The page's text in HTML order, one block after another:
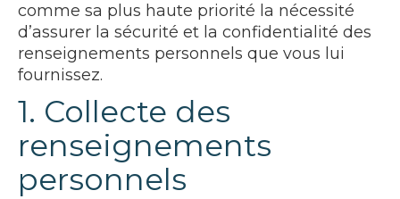
comme sa plus haute priorité la nécessité
d’assurer la sécurité et la confidentialité des
renseignements personnels que vous lui
fournissez.
1. Collecte des
renseignements
personnels